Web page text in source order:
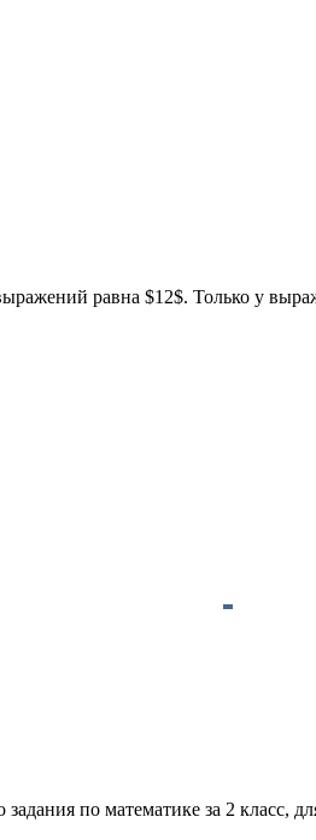
равна $12$. Только у
по математике за 2 класс,